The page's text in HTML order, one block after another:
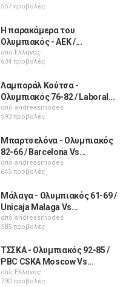
557 προβολές
Η παρακάμερα του
Ολυμπιακός - ΑΕΚ /...
απόΈλληνας
634 προβολές
Λαμποράλ Κούτσα -
Ολυμπιακός 76-82 / Laboral...
από andreasrhodes
593 προβολές
Μπαρτσελόνα - Ολυμπιακός
82-66 / Barcelona Vs...
από andreasrhodes
645 προβολές
Μάλαγα - Ολυμπιακός 61-69 /
Unicaja Malaga Vs...
από andreasrhodes
585 προβολές
ΤΣΣΚΑ - Ολυμπιακός 92-85 /
PBC CSKA Moscow Vs...
απόΈλληνας
790 προβολές